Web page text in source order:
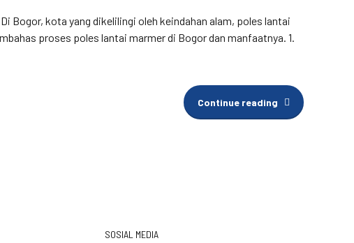
Bogor, kota yang dikelilingi oleh keindahan alam, poles lantai
proses poles lantai marmer di Bogor dan manfaatnya. 1.
Continue reading
SOSIAL MEDIA